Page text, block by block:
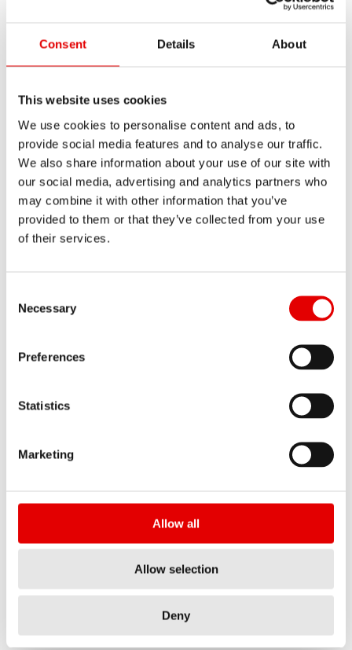
Consent Details About
This website uses cookies
We use cookies to personalise content and ads, to
provide social media features and to analyse our traffic.
We also share information about your use of our site with
our social media, advertising and analytics partners who
may combine it with other information that you’ve
provided to them or that they’ve collected from your use
of their services.
Necessary
Preferences
Statistics
Marketing
Allow all
Allow selection
Deny
DÉSIGNATION
WIPER SEAL KIT Ø32 SKF
QUANTITÉ
1 PC
Tout afficher
F 132 ONE Autocollant-set fourche CANYON 28"
NUMÉRO D'ARTICLE
F132 ONE DEC FORK CAN 28 VI KIT
1 PC